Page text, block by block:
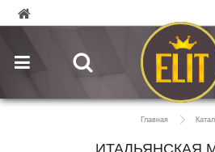
Главная
ИТАЛЬЯНСКАЯ